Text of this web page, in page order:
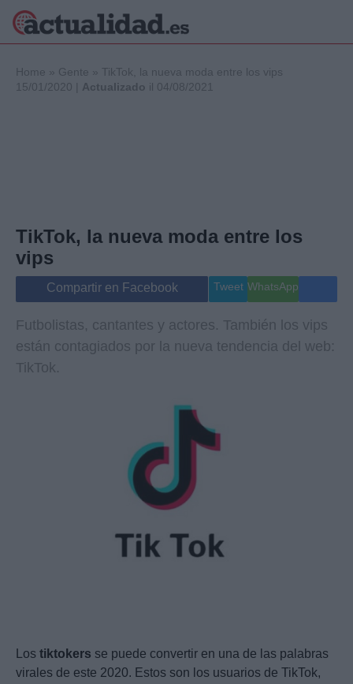
Internacional
Viajes
Salud y Bienestar
Gente
Home » Gente » TikTok, la nueva moda entre los vips
15/01/2020 | Actualizado il 04/08/2021
TikTok, la nueva moda entre los
vips
Compartir en Facebook Tweet WhatsApp
Futbolistas, cantantes y actores. También los vips
están contagiados por la nueva tendencia del web:
TikTok.
Los tiktokers se puede convertir en una de las palabras
virales de este 2020. Estos son los usuarios de TikTok,